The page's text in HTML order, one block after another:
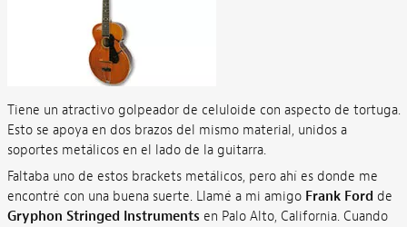
Tiene un atractivo golpeador de celuloide con aspecto de tortuga.
Esto se apoya en dos brazos del mismo material, unidos a
soportes metálicos en el lado de la guitarra.
Faltaba uno de estos brackets metálicos, pero ahí es donde me
encontré con una buena suerte. Llamé a mi amigo Frank Ford de
Gryphon Stringed Instruments en Palo Alto, California. Cuando